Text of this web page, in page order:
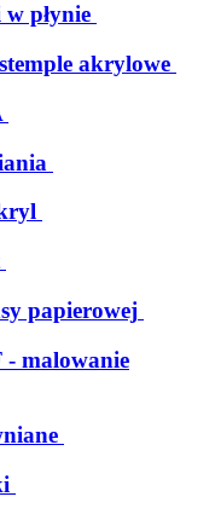
płynie
akrylowe
papierowej
malowanie